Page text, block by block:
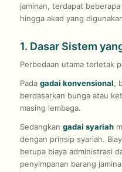
jaminan, terdapat
hingga akad yang
1. Dasar Sistem
Perbedaan utama terletak
Pada gadai konvensional,
berdasarkan bunga atau
masing lembaga.
Sedangkan gadai syariah
dengan prinsip syariah.
berupa biaya administrasi
penyimpanan barang